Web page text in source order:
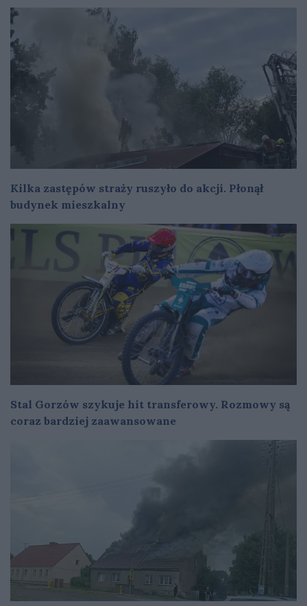
Kilka zastępów straży ruszyło do akcji. Płonął
budynek mieszkalny
Stal Gorzów szykuje hit transferowy. Rozmowy są
coraz bardziej zaawansowane